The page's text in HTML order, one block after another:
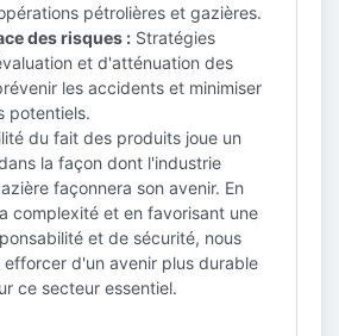
pétrolières et gazières.
des risques : Stratégies
et d'atténuation des
les accidents et minimiser
potentiels.
du fait des produits joue un
la façon dont l'industrie
façonnera son avenir. En
complexité et en favorisant une
et de sécurité, nous
efforcer d'un avenir plus durable
ce secteur essentiel.